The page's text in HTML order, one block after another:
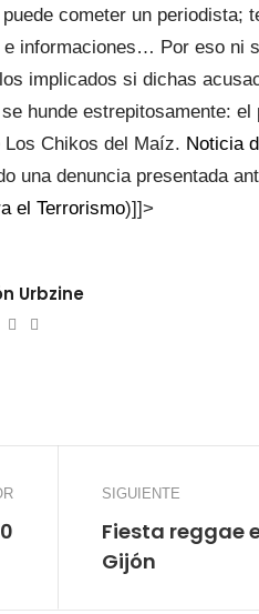
cometer un periodista;
informaciones… Por eso ni
implicados si dichas
hunde estrepitosamente: el
Chikos del Maíz. Noticia
una denuncia presentada
el Terrorismo)]]>
Urbzine
Facebook
Youtube
SIGUIENTE
Fiesta reggae
Gijón